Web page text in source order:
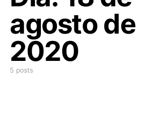
agosto de
2020
5 posts